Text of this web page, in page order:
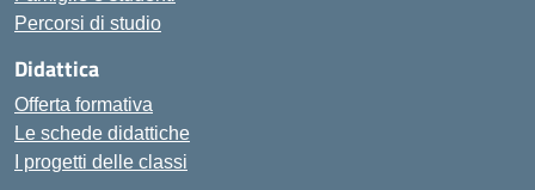
Percorsi di studio
Didattica
Offerta formativa
Le schede didattiche
I progetti delle classi